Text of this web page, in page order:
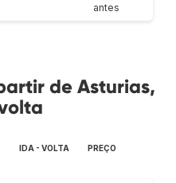
antes
de Asturias,
IDA - VOLTA PREÇO